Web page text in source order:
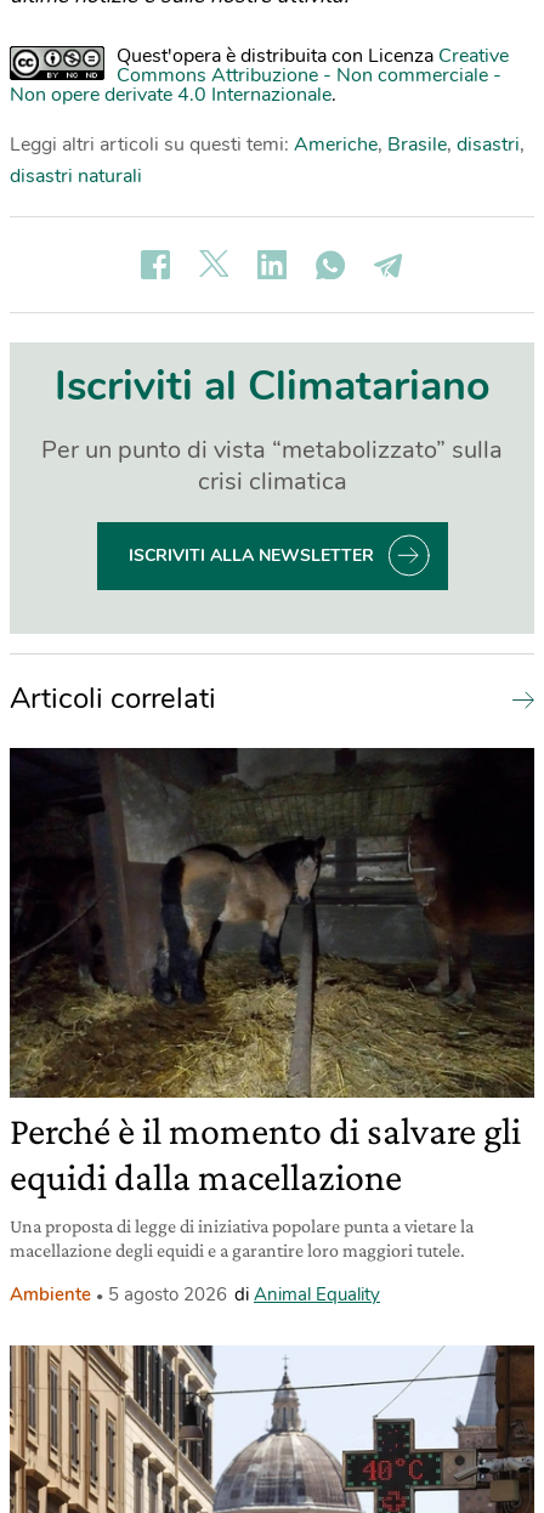
Quest'opera è distribuita con Licenza Creative
Commons Attribuzione - Non commerciale -
Non opere derivate 4.0 Internazionale.
Leggi altri articoli su questi temi: Americhe, Brasile, disastri,
disastri naturali
Iscriviti al Climatariano
Per un punto di vista “metabolizzato” sulla
crisi climatica
ISCRIVITI ALLA NEWSLETTER
Articoli correlati
Perché è il momento di salvare gli
equidi dalla macellazione
Una proposta di legge di iniziativa popolare punta a vietare la
macellazione degli equidi e a garantire loro maggiori tutele.
Ambiente 5 agosto 2026 di Animal Equality